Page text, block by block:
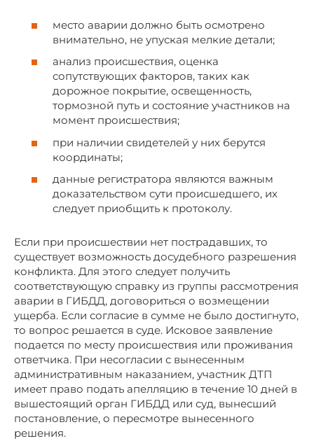
место аварии должно быть осмотрено
внимательно, не упуская мелкие детали;
анализ происшествия, оценка
сопутствующих факторов, таких как
дорожное покрытие, освещенность,
тормозной путь и состояние участников на
момент происшествия;
при наличии свидетелей у них берутся
координаты;
данные регистратора являются важным
доказательством сути происшедшего, их
следует приобщить к протоколу.
Если при происшествии нет пострадавших, то
существует возможность досудебного разрешения
конфликта. Для этого следует получить
соответствующую справку из группы рассмотрения
аварии в ГИБДД, договориться о возмещении
ущерба. Если согласие в сумме не было достигнуто,
то вопрос решается в суде. Исковое заявление
подается по месту происшествия или проживания
ответчика. При несогласии с вынесенным
административным наказанием, участник ДТП
имеет право подать апелляцию в течение 10 дней в
вышестоящий орган ГИБДД или суд, вынесший
постановление, о пересмотре вынесенного
решения.